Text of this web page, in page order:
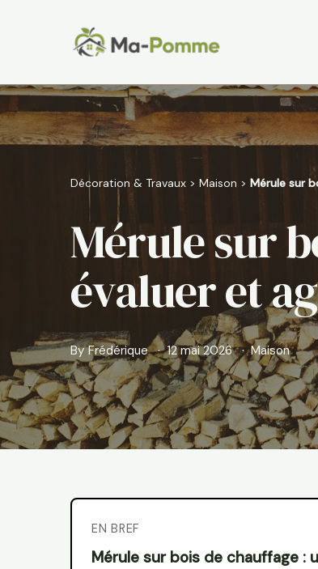
contenu
Décoration & Travaux > Maison > Mérule sur
Mérule sur
évaluer et
ByFrédérique 12 mai 2026 Maison
EN BREF
Mérule sur bois de chauffage :